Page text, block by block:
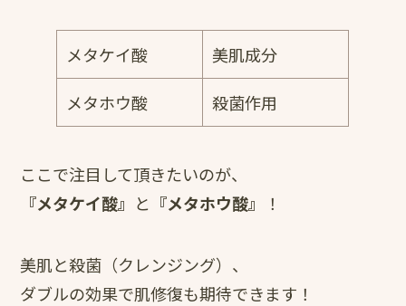
メタケイ酸 美肌成分
メタホウ酸 殺菌作用
ここで注目して頂きたいのが、
『メタケイ酸』 と 『メタホウ酸』 ！
美肌と殺菌（クレンジング）、
ダブルの効果で肌修復も期待できます！